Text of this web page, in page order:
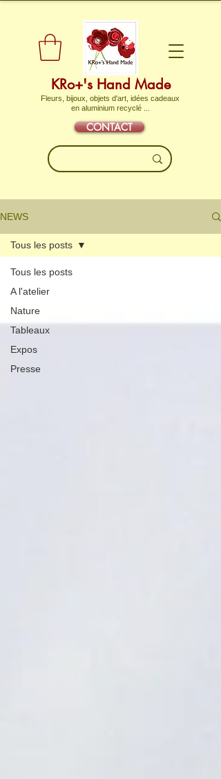
KRo+'s Hand Made
Fleurs, bijoux, objets d'art, idées cadeaux
en aluminium recyclé ...
CONTACT
NEWS
Tous les posts
A l'atelier
Nature
Tableaux
Expos
Presse
Tous les posts